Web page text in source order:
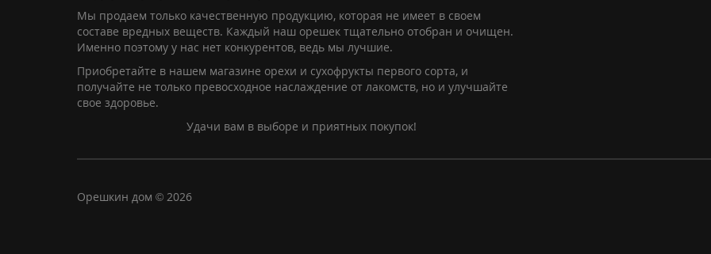
Мы продаем только качественную продукцию, которая не имеет в своем
составе вредных веществ. Каждый наш орешек тщательно отобран и очищен.
Именно поэтому у нас нет конкурентов, ведь мы лучшие.
Приобретайте в нашем магазине орехи и сухофрукты первого сорта, и
получайте не только превосходное наслаждение от лакомств, но и улучшайте
свое здоровье.
Удачи вам в выборе и приятных покупок!
Орешкин дом © 2026